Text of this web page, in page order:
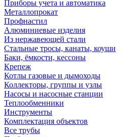
Приборы учета и автоматика
Металлопрокат
Профнастил
Алюминиевые изделия
Из нержавеющей стали
Стальные тросы, канаты, коуши
Баки, ёмкости, кессоны
Крепеж
Котлы газовые и дымоходы
Коллекторы, группы и узлы
Насосы и насосные станции
Теплообменники
Инструменты
Комплектация объектов
Все трубы